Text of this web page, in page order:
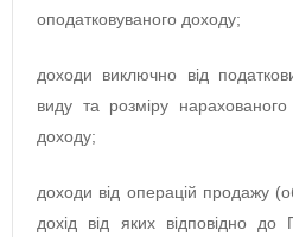
оподатковуваного доходу;
доходи виключно від
виду та розміру
доходу;
доходи від операцій продажу
дохід від яких відповідно до